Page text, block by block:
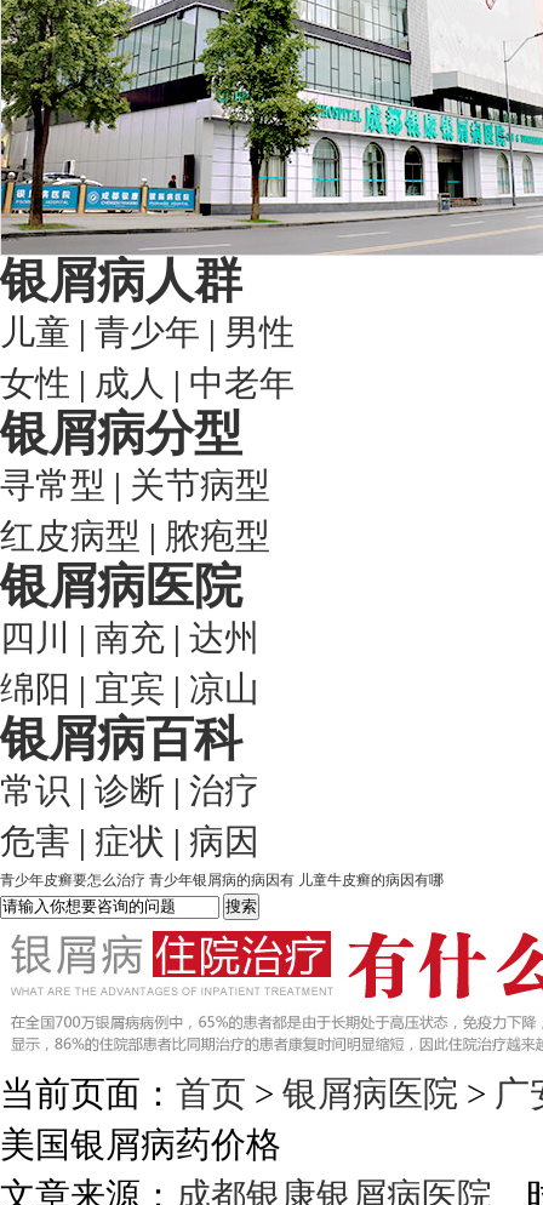
银屑病人群
儿童 | 青少年 | 男性
女性 | 成人 | 中老年
银屑病分型
寻常型 | 关节病型
红皮病型 | 脓疱型
银屑病医院
四川 | 南充 | 达州
绵阳 | 宜宾 | 凉山
银屑病百科
常识 | 诊断 | 治疗
危害 | 症状 | 病因
青少年皮癣要怎么治疗 青少年银屑病的病因有 儿童牛皮癣的病因有哪
当前页面： 首页 > 银屑病医院 > 广
美国银屑病药价格
文章来源： 成都银康银屑病医院